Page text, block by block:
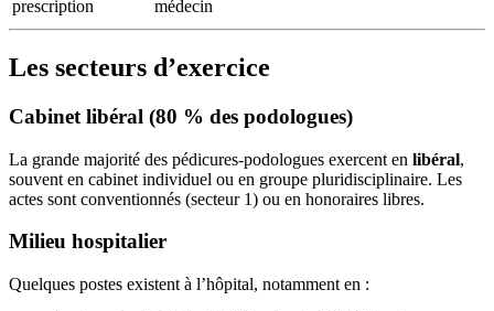
prescription médecin
Les secteurs d’exercice
Cabinet libéral (80 % des podologues)
La grande majorité des pédicures-podologues exercent en libéral,
souvent en cabinet individuel ou en groupe pluridisciplinaire. Les
actes sont conventionnés (secteur 1) ou en honoraires libres.
Milieu hospitalier
Quelques postes existent à l’hôpital, notamment en :